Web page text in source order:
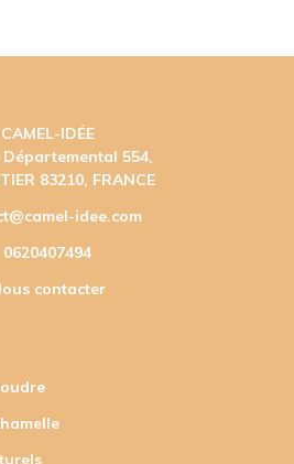
CAMEL-IDÉE
Départemental 554,
83210, FRANCE
idee.com
0620407494
contacter